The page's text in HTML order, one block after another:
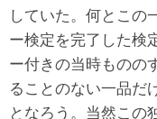
していた。何とこの
ー検定を完了した検
ー付きの当時ものの
ることのない一品だ
となろう。当然この